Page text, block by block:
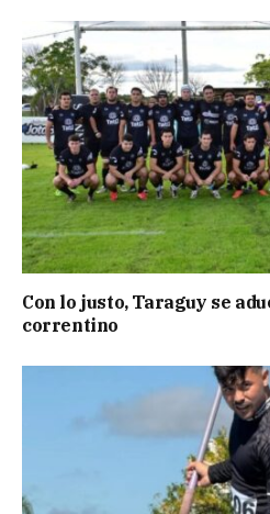
Con lo justo, Taraguy se
correntino